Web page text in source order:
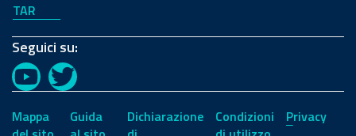
TAR
Seguici su:
YouTubeTwitter
Mappa
Guida
Dichiarazione
Condizioni
Privacy